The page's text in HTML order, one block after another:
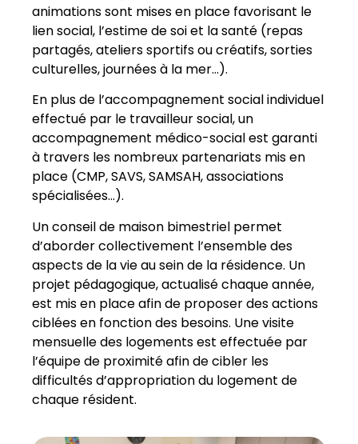
animations sont mises en place favorisant le
lien social, l’estime de soi et la santé (repas
partagés, ateliers sportifs ou créatifs, sorties
culturelles, journées à la mer…).
En plus de l’accompagnement social individuel
effectué par le travailleur social, un
accompagnement médico-social est garanti
à travers les nombreux partenariats mis en
place (CMP, SAVS, SAMSAH, associations
spécialisées…).
Un conseil de maison bimestriel permet
d’aborder collectivement l’ensemble des
aspects de la vie au sein de la résidence. Un
projet pédagogique, actualisé chaque année,
est mis en place afin de proposer des actions
ciblées en fonction des besoins. Une visite
mensuelle des logements est effectuée par
l’équipe de proximité afin de cibler les
difficultés d’appropriation du logement de
chaque résident.